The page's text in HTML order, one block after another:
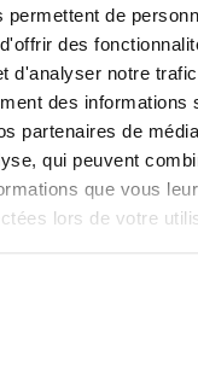
permettent de
des
d'analyser notre
des informations
partenaires de
qui peuvent
que vous
lors de votre
N°1-2022
Inscription